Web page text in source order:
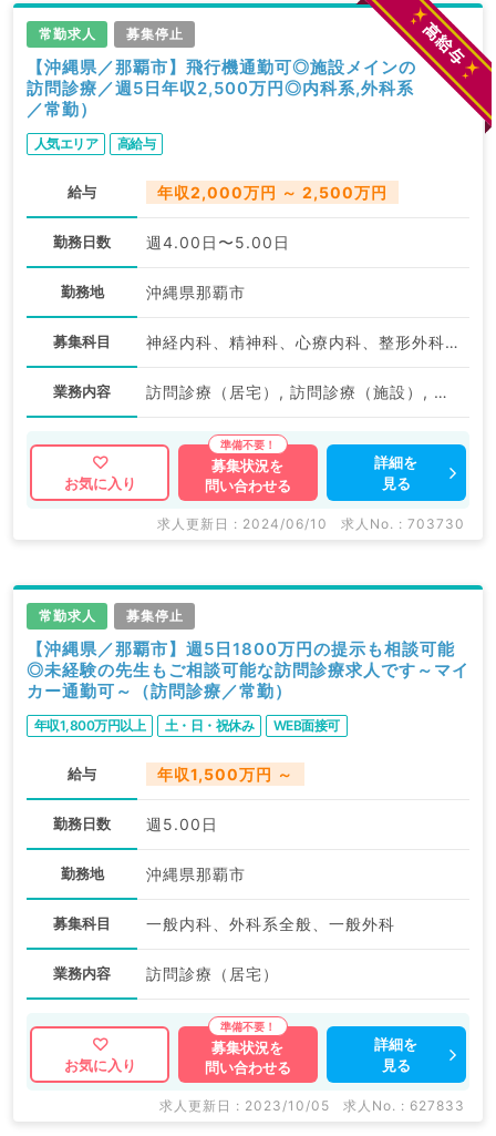
常勤求人 募集停止
【沖縄県／那覇市】飛行機通勤可◎施設メインの
訪問診療／週5日年収2,500万円◎内科系,外科系
／常勤）
人気エリア 高給与
給与 年収2,000万円 ～ 2,500万円
勤務日数 週4.00日〜5.00日
勤務地 沖縄県那覇市
募集科目 神経内科、精神科、心療内科、整形外科、形成外科、美容外科、脳神経外科、呼吸器外科、心臓血管外科、小児外科、皮膚科、泌尿器科、一般内科、循環器内科、呼吸器内科、消化器内科、内分泌・代謝内科、腎臓内科、老年内科、外科系全般、一般外科、消化器外科、乳腺外科、膠原病科、スポーツ整形外科、大腸・肛門外科、脊髄・脊椎外科
業務内容 訪問診療（居宅）, 訪問診療（施設）, その他
お気に入り
募集状況を
問い合わせる
詳細を
見る
求人更新日 : 2024/06/10 求人No. : 703730
常勤求人 募集停止
【沖縄県／那覇市】週5日1800万円の提示も相談可能
◎未経験の先生もご相談可能な訪問診療求人です～マイ
カー通勤可～（訪問診療／常勤）
年収1,800万円以上 土・日・祝休み WEB面接可
給与 年収1,500万円 ～
勤務日数 週5.00日
勤務地 沖縄県那覇市
募集科目 一般内科、外科系全般、一般外科
業務内容 訪問診療（居宅）
お気に入り
募集状況を
問い合わせる
詳細を
見る
求人更新日 : 2023/10/05 求人No. : 627833